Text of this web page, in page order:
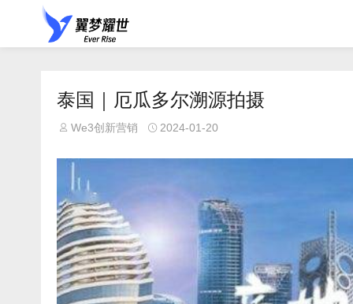
泰国｜厄瓜多尔溯源拍摄
We3创新营销 2024-01-20